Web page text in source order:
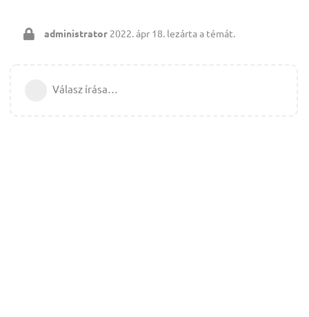
administrator 2022. ápr 18. lezárta a témát.
Válasz írása…